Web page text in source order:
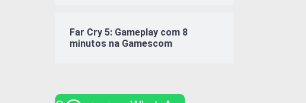
Far Cry 5: Gameplay com 8
minutos na Gamescom